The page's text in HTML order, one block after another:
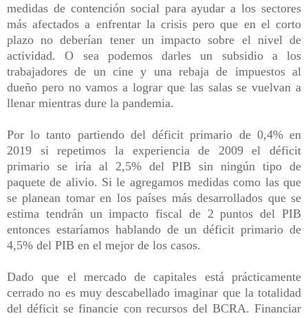
medidas de contención social para ayudar a los sectores
más afectados a enfrentar la crisis pero que en el corto
plazo no deberían tener un impacto sobre el nivel de
actividad. O sea podemos darles un subsidio a los
trabajadores de un cine y una rebaja de impuestos al
dueño pero no vamos a lograr que las salas se vuelvan a
llenar mientras dure la pandemia.
Por lo tanto partiendo del déficit primario de 0,4% en
2019 si repetimos la experiencia de 2009 el déficit
primario se iría al 2,5% del PIB sin ningún tipo de
paquete de alivio. Si le agregamos medidas como las que
se planean tomar en los países más desarrollados que se
estima tendrán un impacto fiscal de 2 puntos del PIB
entonces estaríamos hablando de un déficit primario de
4,5% del PIB en el mejor de los casos.
Dado que el mercado de capitales está prácticamente
cerrado no es muy descabellado imaginar que la totalidad
del déficit se financie con recursos del BCRA. Financiar